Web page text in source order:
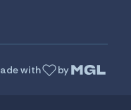
with by